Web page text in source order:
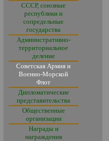
СССР, союзные
республики и
сопредельные
государства
Административно-
территориальное
деление
Советская Армия и
Военно-Морской
Флот
Дипломатические
представительства
Общественные
организации
Награды и
награждения